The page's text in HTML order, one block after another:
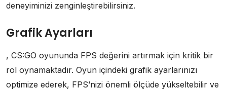
deneyiminizi zenginleştirebilirsiniz.
Grafik Ayarları
, CS:GO oyununda FPS değerini artırmak için kritik bir
rol oynamaktadır. Oyun içindeki grafik ayarlarınızı
optimize ederek, FPS’nizi önemli ölçüde yükseltebilir ve